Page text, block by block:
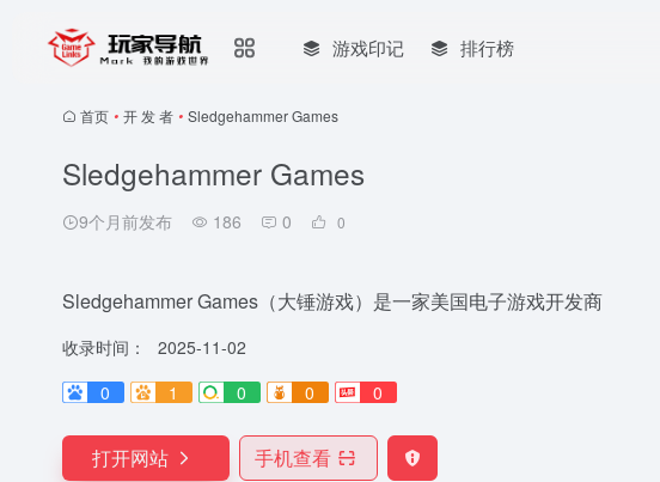
游戏印记 排行榜
首页 • 开 发 者 • Sledgehammer Games
Sledgehammer Games
9个月前发布 186 0 0
Sledgehammer Games（大锤游戏）是一家美国电子游戏开发商
收录时间：
2025-11-02
0
1 0 0 0
打开网站 手机查看